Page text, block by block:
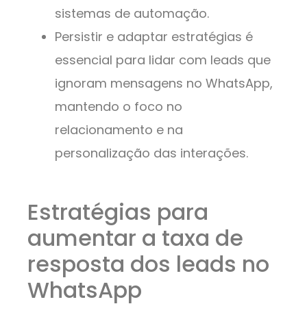
sistemas de automação.
Persistir e adaptar estratégias é
essencial para lidar com leads que
ignoram mensagens no WhatsApp,
mantendo o foco no
relacionamento e na
personalização das interações.
Estratégias para
aumentar a taxa de
resposta dos leads no
WhatsApp